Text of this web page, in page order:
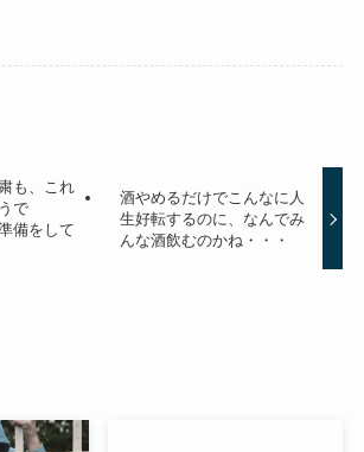
も、これ
で
備をして
酒やめるだけでこんなに人
生好転するのに、なんでみ
んな酒飲むのかね・・・